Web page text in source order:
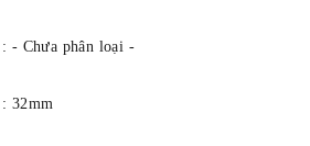
: - Chưa phân loại -
: 32mm